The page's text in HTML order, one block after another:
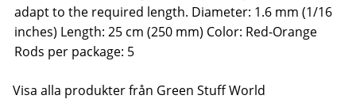
adapt to the required length. Diameter: 1.6 mm (1/16
inches) Length: 25 cm (250 mm) Color: Red-Orange
Rods per package: 5
Visa alla produkter från Green Stuff World